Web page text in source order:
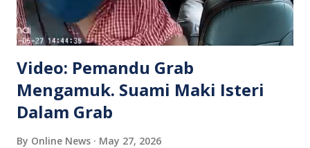
Video: Pemandu Grab
Mengamuk. Suami Maki Isteri
Dalam Grab
By Online News May 27, 2026